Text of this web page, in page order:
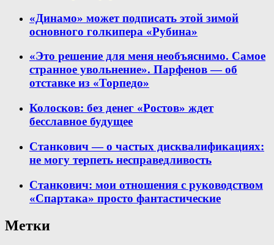
«Динамо» может подписать этой зимой
основного голкипера «Рубина»
«Это решение для меня необъяснимо. Самое
странное увольнение». Парфенов — об
отставке из «Торпедо»
Колосков: без денег «Ростов» ждет
бесславное будущее
Станкович — о частых дисквалификациях:
не могу терпеть несправедливость
Станкович: мои отношения с руководством
«Спартака» просто фантастические
Метки